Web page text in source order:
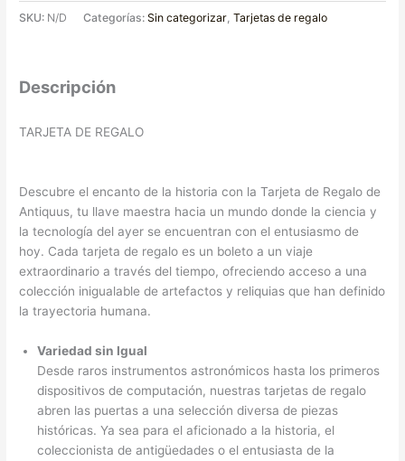
SKU: N/D Categorías:Sin categorizar ,Tarjetas de regalo
Descripción
TARJETA DE REGALO
Descubre el encanto de la historia con la Tarjeta de Regalo de
Antiquus, tu llave maestra hacia un mundo donde la ciencia y
la tecnología del ayer se encuentran con el entusiasmo de
hoy. Cada tarjeta de regalo es un boleto a un viaje
extraordinario a través del tiempo, ofreciendo acceso a una
colección inigualable de artefactos y reliquias que han definido
la trayectoria humana.
Variedad sin Igual
Desde raros instrumentos astronómicos hasta los primeros
dispositivos de computación, nuestras tarjetas de regalo
abren las puertas a una selección diversa de piezas
históricas. Ya sea para el aficionado a la historia, el
coleccionista de antigüedades o el entusiasta de la